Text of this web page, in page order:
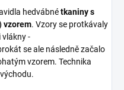
hedvábnétkaniny s
vzorem. Vzory se protkávaly
-
se ale následně začalo
vzorem. Technika